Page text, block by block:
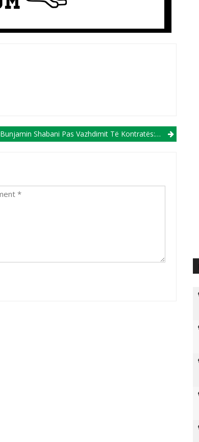
Bunjamin Shabani Pas Vazhdimit Të Kontratës: Dua Ta Mbyll Karrierën Te Struga Trim Lum